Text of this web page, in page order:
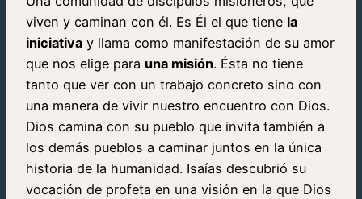
viven y caminan con él. Es Él el que tiene la
iniciativa y llama como manifestación de su amor
que nos elige para una misión. Ésta no tiene
tanto que ver con un trabajo concreto sino con
una manera de vivir nuestro encuentro con Dios.
Dios camina con su pueblo que invita también a
los demás pueblos a caminar juntos en la única
historia de la humanidad. Isaías descubrió su
vocación de profeta en una visión en la que Dios